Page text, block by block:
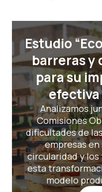
Estudio
barreras y
para su
efectiva
Analizamos
Comisiones
dificultades de
empresas en
circularidad y
esta
modelo